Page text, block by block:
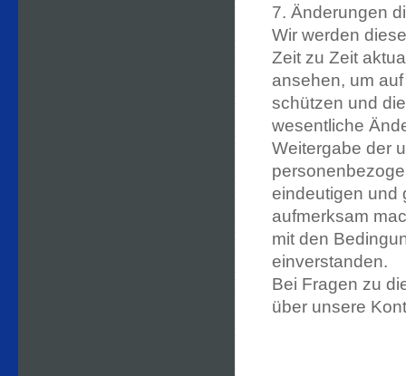
7. Änderungen
Wir werden
Zeit zu Zeit
ansehen, um
schützen und
wesentliche
Weitergabe der
eindeutigen und
aufmerksam
mit den
einverstanden.
Bei Fragen zu
über unsere